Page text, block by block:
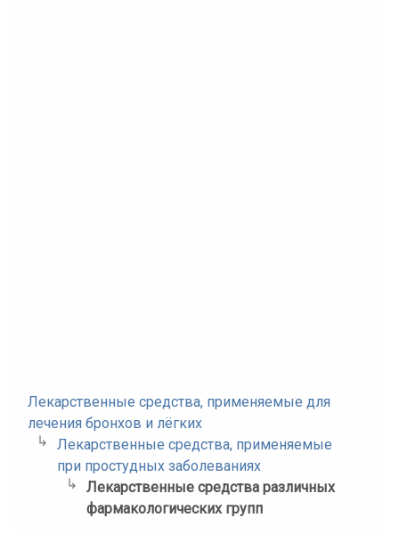
Лекарственные средства, применяемые для
лечения бронхов и лёгких
Лекарственные средства, применяемые
при простудных заболеваниях
Лекарственные средства различных
фармакологических групп